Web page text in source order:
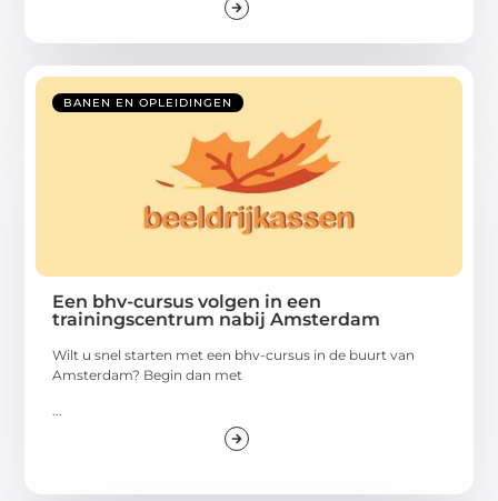
BANEN EN OPLEIDINGEN
Een bhv-cursus volgen in een
trainingscentrum nabij Amsterdam
Wilt u snel starten met een bhv-cursus in de buurt van
Amsterdam? Begin dan met